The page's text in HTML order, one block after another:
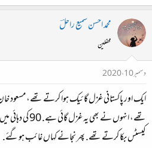
محمد احسن سمیع راحلؔ
محفلین
دسمبر 10، 2020
ایک اور پاکستانی غزل گائیک ہوا کرتے تھے، مسعود
تھے، انہوں نے
کیسٹس بکا کرتے تھے. پھر نجانے کہاں غائب ہوگئے.